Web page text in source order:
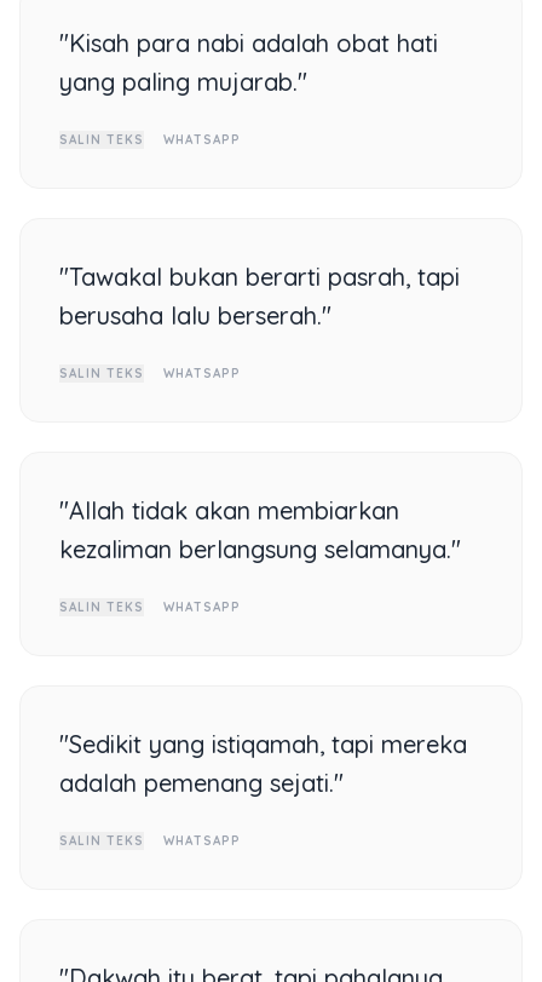
"Kisah para nabi adalah obat hati
yang paling mujarab."
SALIN TEKS WHATSAPP
"Tawakal bukan berarti pasrah, tapi
berusaha lalu berserah."
SALIN TEKS WHATSAPP
"Allah tidak akan membiarkan
kezaliman berlangsung selamanya."
SALIN TEKS WHATSAPP
"Sedikit yang istiqamah, tapi mereka
adalah pemenang sejati."
SALIN TEKS WHATSAPP